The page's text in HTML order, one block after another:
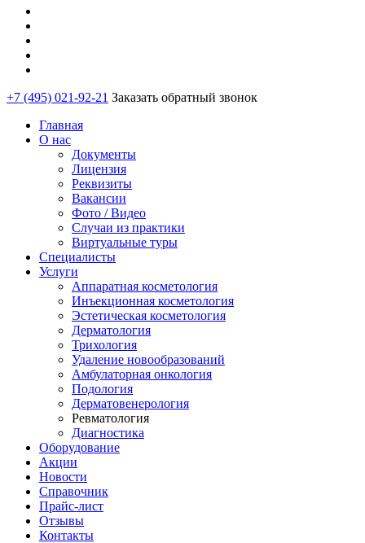
+7 (495) 021-92-21 Заказать обратный звонок
Главная
О нас
Документы
Лицензия
Реквизиты
Вакансии
Фото / Видео
Случаи из практики
Виртуальные туры
Специалисты
Услуги
Аппаратная косметология
Инъекционная косметология
Эстетическая косметология
Дермато­логия
Трихология
Удаление новообразований
Амбулаторная онкология
Подология
Дерматовенерология
Ревматология
Диагностика
Оборудование
Акции
Новости
Справочник
Прайс-лист
Отзывы
Контакты